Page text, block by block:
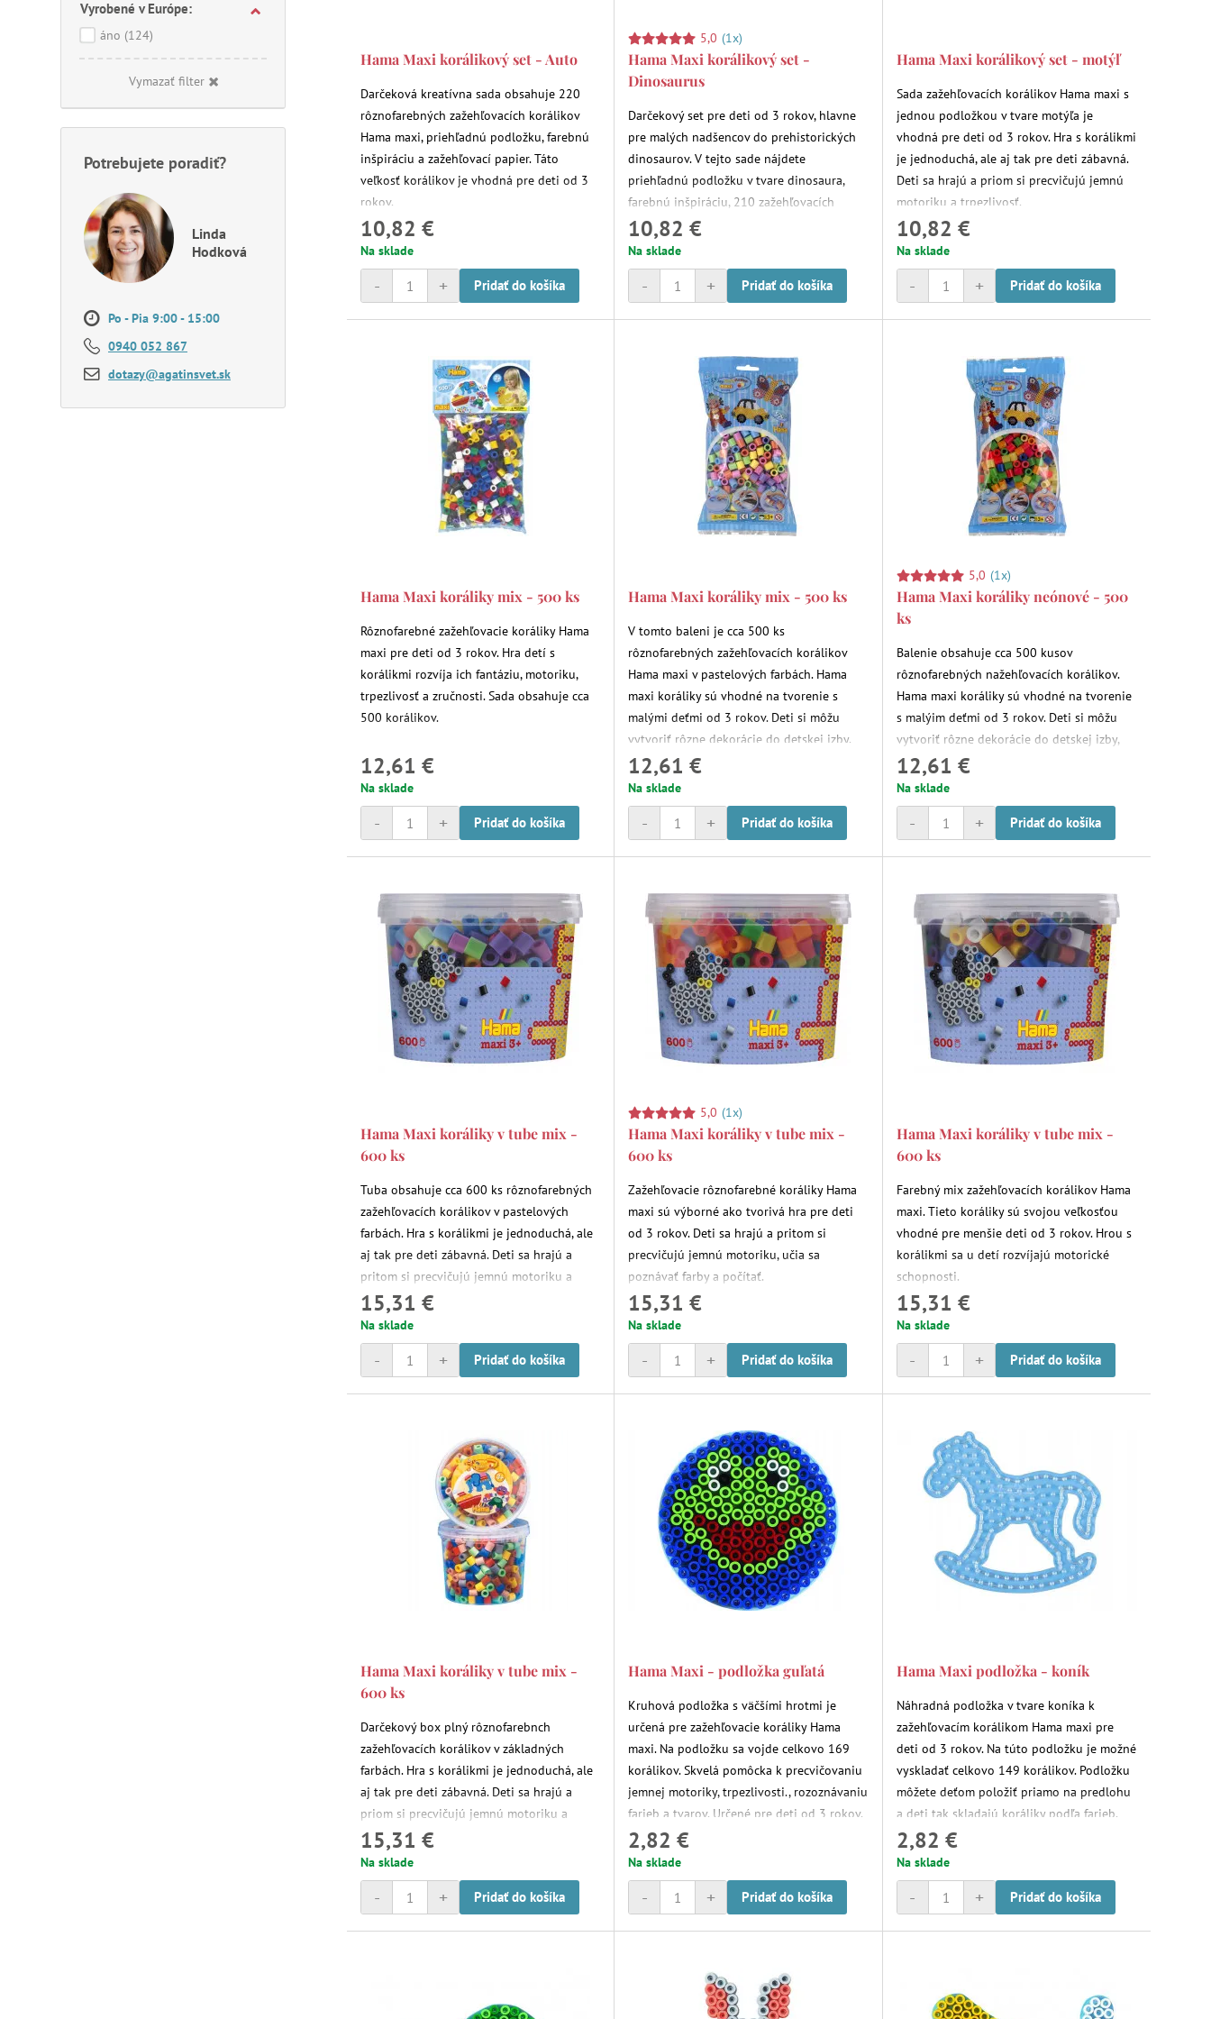
Vyrobené v Európe:
áno (124)
Vymazať filter
Potrebujete poradiť?
Linda
Hodková
Po - Pia 9:00 - 15:00
0940 052 867
dotazy@agatinsvet.sk
Hama Maxi korálikový set - Auto
Darčeková kreatívna sada obsahuje 220
rôznofarebných zažehľovacích korálikov
Hama maxi, priehľadnú podložku, farebnú
inšpiráciu a zažehľovací papier. Táto
veľkosť korálikov je vhodná pre deti od 3
rokov.
10,82 €
Na sklade
+
- Pridať do košíka
5,0 (1x)
Hama Maxi korálikový set -
Dinosaurus
Darčekový set pre deti od 3 rokov, hlavne
pre malých nadšencov do prehistorických
dinosaurov. V tejto sade nájdete
priehľadnú podložku v tvare dinosaura,
farebnú inšpiráciu, 210 zažehľovacích
korálikov Hama maxi a zažehľovací papier.
10,82 €
Na sklade
+
- Pridať do košíka
Hama Maxi korálikový set - motýľ
Sada zažehľovacích korálikov Hama maxi s
jednou podložkou v tvare motýľa je
vhodná pre deti od 3 rokov. Hra s korálikmi
je jednoduchá, ale aj tak pre deti zábavná.
Deti sa hrajú a priom si precvičujú jemnú
motoriku a trpezlivosť.
10,82 €
Na sklade
+
- Pridať do košíka
Hama Maxi koráliky mix - 500 ks
Rôznofarebné zažehľovacie koráliky Hama
maxi pre deti od 3 rokov. Hra detí s
korálikmi rozvíja ich fantáziu, motoriku,
trpezlivosť a zručnosti. Sada obsahuje cca
500 korálikov.
12,61 €
Na sklade
+
- Pridať do košíka
Hama Maxi koráliky mix - 500 ks
V tomto baleni je cca 500 ks
rôznofarebných zažehľovacích korálikov
Hama maxi v pastelových farbách. Hama
maxi koráliky sú vhodné na tvorenie s
malými deťmi od 3 rokov. Deti si môžu
vytvoriť rôzne dekorácie do detskej izby.
12,61 €
Na sklade
+
- Pridať do košíka
5,0 (1x)
Hama Maxi koráliky neónové - 500
ks
Balenie obsahuje cca 500 kusov
rôznofarebných nažehľovacích korálikov.
Hama maxi koráliky sú vhodné na tvorenie
s malýim deťmi od 3 rokov. Deti si môžu
vytvoriť rôzne dekorácie do detskej izby,
podložky, obľúbené postavičky či hračky.
12,61 €
Na sklade
+
- Pridať do košíka
Hama Maxi koráliky v tube mix -
600 ks
Tuba obsahuje cca 600 ks rôznofarebných
zažehľovacích korálikov v pastelových
farbách. Hra s korálikmi je jednoduchá, ale
aj tak pre deti zábavná. Deti sa hrajú a
pritom si precvičujú jemnú motoriku a
trpezlivosť.
15,31 €
Na sklade
+
- Pridať do košíka
5,0 (1x)
Hama Maxi koráliky v tube mix -
600 ks
Zažehľovacie rôznofarebné koráliky Hama
maxi sú výborné ako tvorivá hra pre deti
od 3 rokov. Deti sa hrajú a pritom si
precvičujú jemnú motoriku, učia sa
poznávať farby a počítať.
15,31 €
Na sklade
+
- Pridať do košíka
Hama Maxi koráliky v tube mix -
600 ks
Farebný mix zažehľovacích korálikov Hama
maxi. Tieto koráliky sú svojou veľkosťou
vhodné pre menšie deti od 3 rokov. Hrou s
korálikmi sa u detí rozvíjajú motorické
schopnosti.
15,31 €
Na sklade
+
- Pridať do košíka
Hama Maxi koráliky v tube mix -
600 ks
Darčekový box plný rôznofarebnch
zažehľovacích korálikov v základných
farbách. Hra s korálikmi je jednoduchá, ale
aj tak pre deti zábavná. Deti sa hrajú a
priom si precvičujú jemnú motoriku a
trpezlivosť.
15,31 €
Na sklade
+
- Pridať do košíka
Hama Maxi - podložka guľatá
Kruhová podložka s väčšími hrotmi je
určená pre zažehľovacie koráliky Hama
maxi. Na podložku sa vojde celkovo 169
korálikov. Skvelá pomôcka k precvičovaniu
jemnej motoriky, trpezlivosti., rozoznávaniu
farieb a tvarov. Určené pre deti od 3 rokov.
2,82 €
Na sklade
+
- Pridať do košíka
Hama Maxi podložka - koník
Náhradná podložka v tvare koníka k
zažehľovacím korálikom Hama maxi pre
deti od 3 rokov. Na túto podložku je možné
vyskladať celkovo 149 korálikov. Podložku
môžete deťom položiť priamo na predlohu
a deti tak skladajú koráliky podľa farieb.
Pomôcka k precvičeniu jemnej motoriky,
fantázie, zručnosti, trpezlivosti,
rozoznávaniu tvarov a farieb. Deti ani
netušia, že robia niečo viac, než sa len
2,82 €
Na sklade
+
- Pridať do košíka